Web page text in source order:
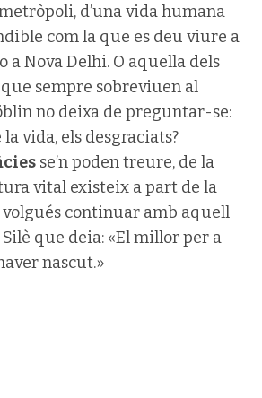
d’una vida humana
com la que es deu viure a
a Nova Delhi. O aquella dels
sempre sobreviuen al
no deixa de preguntar-se:
vida, els desgraciats?
se’n poden treure, de la
vital existeix a part de la
volgués continuar amb aquell
que deia: «El millor per a
nascut.»